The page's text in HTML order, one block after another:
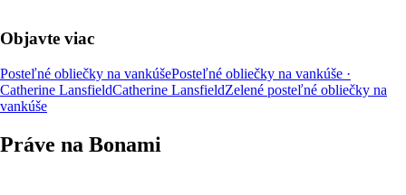
Objavte viac
Posteľné obliečky na vankúšePosteľné obliečky na vankúše ·
Catherine LansfieldCatherine LansfieldZelené posteľné obliečky na
vankúše
Práve na Bonami